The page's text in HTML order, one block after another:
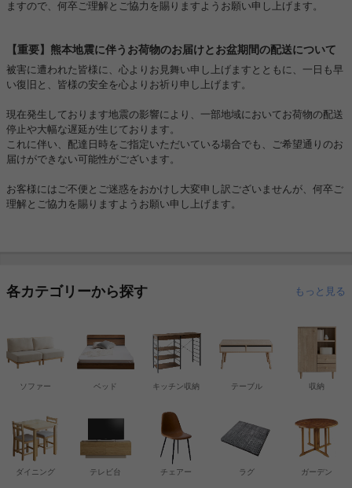
ますので、何卒ご理解とご協力を賜りますようお願い申し上げます。
【重要】熊本地震に伴うお荷物のお届けとお盆期間の配送について
被害に遭われた皆様に、心よりお見舞い申し上げますとともに、一日も早
い復旧と、皆様の安全を心よりお祈り申し上げます。
現在発生しております地震の影響により、一部地域においてお荷物の配送
停止や大幅な遅延が生じております。
これに伴い、配達日時をご指定いただいている場合でも、ご希望通りのお
届けができない可能性がございます。
お客様にはご不便とご迷惑をおかけし大変申し訳ございませんが、何卒ご
理解とご協力を賜りますようお願い申し上げます。
各カテゴリーから探す もっと見る
ソファー ベッド 収納
キッチン収納
チェアー
テーブル
テレビ台
ダイニング ラグ ガーデン